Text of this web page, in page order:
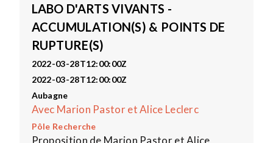
LABO D'ARTS VIVANTS -
ACCUMULATION(S) & POINTS DE
RUPTURE(S)
2022-03-28T12:00:00Z
2022-03-28T12:00:00Z
Aubagne
Avec Marion Pastor et Alice Leclerc
Pôle Recherche
Proposition de Marion Pastor et Alice